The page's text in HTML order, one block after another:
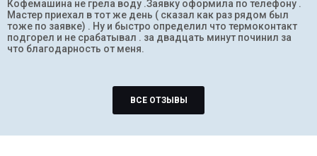
Кофемашина не грела воду .Заявку оформила по телефону .
Мастер приехал в тот же день ( сказал как раз рядом был
тоже по заявке) . Ну и быстро определил что термоконтакт
подгорел и не срабатывал . за двадцать минут починил за
что благодарность от меня.
ВСЕ ОТЗЫВЫ